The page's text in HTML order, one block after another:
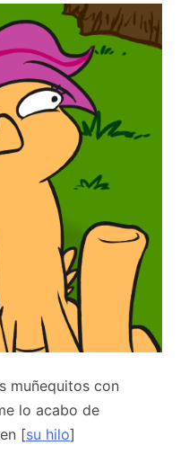
muñequitos con
lo acabo de
[su hilo]